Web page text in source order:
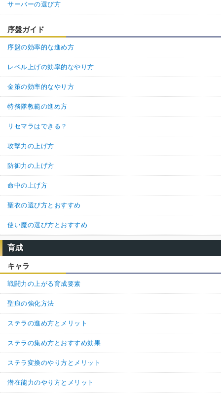
サーバーの選び方
序盤ガイド
序盤の効率的な進め方
レベル上げの効率的なやり方
金策の効率的なやり方
特務隊教範の進め方
リセマラはできる？
攻撃力の上げ方
防御力の上げ方
命中の上げ方
聖衣の選び方とおすすめ
使い魔の選び方とおすすめ
育成
キャラ
戦闘力の上がる育成要素
聖痕の強化方法
ステラの進め方とメリット
ステラの集め方とおすすめ効果
ステラ変換のやり方とメリット
潜在能力のやり方とメリット